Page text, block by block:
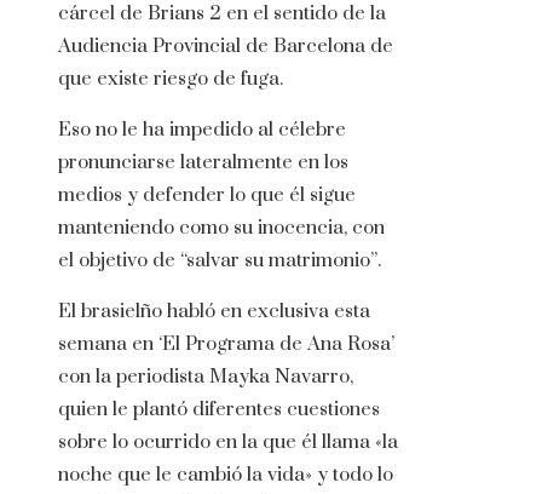
cárcel de Brians 2 en el sentido de la
Audiencia Provincial de Barcelona de
que existe riesgo de fuga.
Eso no le ha impedido al célebre
pronunciarse lateralmente en los
medios y defender lo que él sigue
manteniendo como su inocencia, con
el objetivo de “salvar su matrimonio”.
El brasielño habló en exclusiva esta
semana en ‘El Programa de Ana Rosa’
con la periodista Mayka Navarro,
quien le plantó diferentes cuestiones
sobre lo ocurrido en la que él llama «la
noche que le cambió la vida» y todo lo